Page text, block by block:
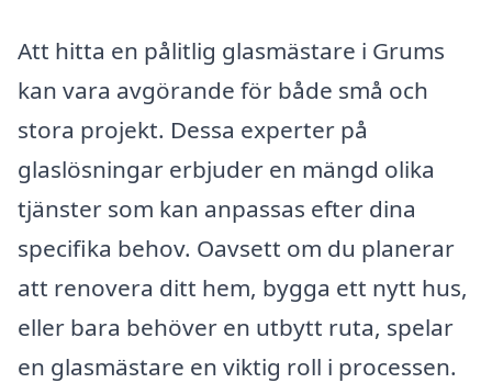
Att hitta en pålitlig glasmästare i Grums
kan vara avgörande för både små och
stora projekt. Dessa experter på
glaslösningar erbjuder en mängd olika
tjänster som kan anpassas efter dina
specifika behov. Oavsett om du planerar
att renovera ditt hem, bygga ett nytt hus,
eller bara behöver en utbytt ruta, spelar
en glasmästare en viktig roll i processen.